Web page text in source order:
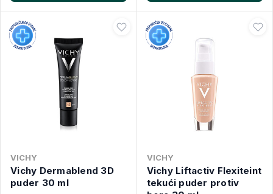
VICHY
Vichy Dermablend 3D
puder 30 ml
VICHY
Vichy Liftactiv Flexiteint
tekući puder protiv